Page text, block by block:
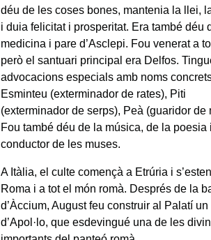
déu de les coses bones, mantenia la llei,
i duia felicitat i prosperitat. Era també déu
medicina i pare d’Asclepi. Fou venerat a
però el santuari principal era Delfos.
advocacions especials amb noms
Esminteu (exterminador de rates), Piti
(exterminador de serps), Peà (guaridor de
Fou també déu de la música, de la poesia i
conductor de les muses.
A Itàlia, el culte començà a Etrúria i
Roma i a tot el món romà. Després de la
d’Àccium, August feu construir al Palatí un
d’Apol·lo, que esdevingué una de les